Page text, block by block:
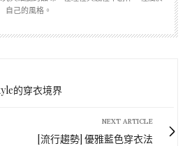
自己的風格。
的穿衣境界
NEXT ARTICLE
[流行趨勢] 優雅藍色穿衣法